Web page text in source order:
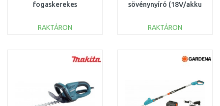
fogaskerekes
1023631
RAKTÁRON
Összehasonlítás
sövénynyíró (18V/akku
06008C9000
RAKTÁRON
Összehasonlítás